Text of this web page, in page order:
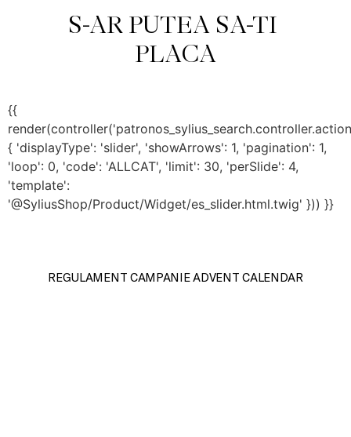
S-AR PUTEA SA-TI
PLACA
{{
{ 'displayType': 'slider', 'showArrows': 1, 'pagination': 1,
'loop': 0, 'code': 'ALLCAT', 'limit': 30, 'perSlide': 4,
'template':
'@SyliusShop/Product/Widget/es_slider.html.twig' })) }}
REGULAMENT CAMPANIE ADVENT CALENDAR